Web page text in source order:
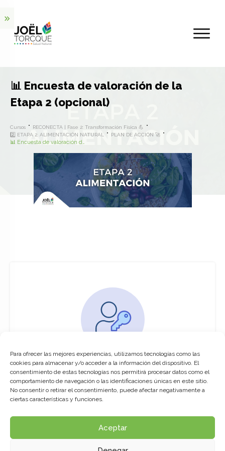
Para ofrecer las mejores experiencias, utilizamos tecnologías como las
cookies para almacenar y/o acceder a la información del dispositivo. El
consentimiento de estas tecnologías nos permitirá procesar datos como el
comportamiento de navegación o las identificaciones únicas en este sitio.
No consentir o retirar el consentimiento, puede afectar negativamente a
ciertas características y funciones.
Aceptar
📊 Encuesta de valoración de la
Etapa 2 (opcional)
Cursos
RECONECTA | Fase 2: Transformación Física 💪
2️⃣ ETAPA 2. ALIMENTACIÓN NATURAL
PLAN DE ACCIÓN 🚀
📊 Encuesta de valoración de la Etapa 2 (opcional)
You must be logged in to access this
course
This course is only available for registered
Click here to login